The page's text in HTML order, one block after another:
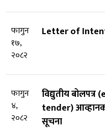
फागुन
१७,
२०८२
Letter of
फागुन
४,
२०८२
विद्युतीय बोलपत्र
tender)
सूचना